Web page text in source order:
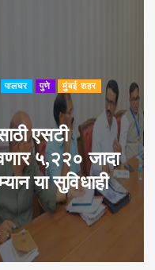
पालघर पुणे मुंबई शहर
एसटी
५,२२० जादा
या सुविधाही